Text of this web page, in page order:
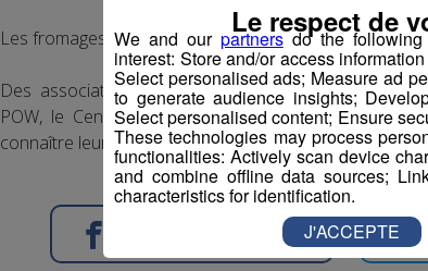
Les fromages, pains et fruits seront fournis par des
Des associations engagées dans la défense de
POW, le Centre de la nature montagnarde, auront
connaître leurs actions.
Partager sur Facebook
We and our partnersdo the following
interest: Store and/or access
Select personalised ads; Measure ad
to generate audience insights;
Select personalised content; Ensure
These technologies may process
functionalities: Actively scan device
and combine offline data sources;
characteristics for identification.
Le respect de
J'ACCEPTE